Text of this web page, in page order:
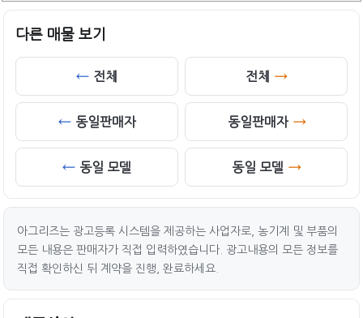
다른 매물 보기
전체
동일판매자
동일 모델
전체
동일판매자
동일 모델
아그리즈는 광고등록 시스템을 제공하는 사업자로, 농기계 및 부품의
모든 내용은 판매자가 직접 입력하였습니다. 광고내용의 모든 정보를
직접 확인하신 뒤 계약을 진행, 완료하세요.